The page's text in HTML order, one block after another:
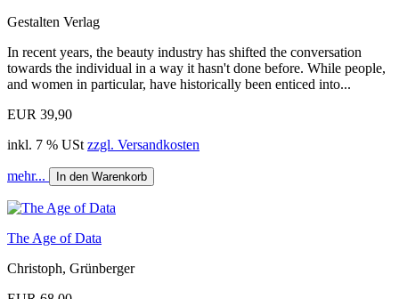
Gestalten Verlag
In recent years, the beauty industry has shifted the conversation
towards the individual in a way it hasn't done before. While people,
and women in particular, have historically been enticed into...
EUR 39,90
inkl. 7 % USt zzgl. Versandkosten
mehr... In den Warenkorb
The Age of Data
Christoph, Grünberger